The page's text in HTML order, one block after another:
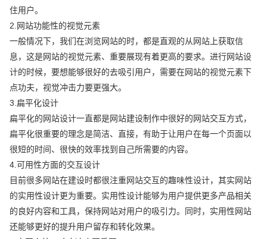
住用户。
2.网站功能性的视觉元素
一般情况下，我们在浏览网站的时，都是直观的从网站上获取信
息，这是网站的视觉元素、重要展现有着更高的要求。进行网站设
计的时候，要想能够很好的去吸引用户，需要在网站的视觉元素下
点功夫，视觉冲击力要更强大。
3.扁平化设计
扁平化的网站设计一直都是网站建设制作中很好的网站交互方式，
扁平化很重要的理念是简洁、直接，有助于让用户在每一个页面以
很短的时间、很快的效率找到自己所需要的内容。
4.可用性方面的交互设计
目前很多网站在建设时都很注重网站交互的趣味性设计，其实网站
的实用性设计更为重要。实用性设计能够为用户提供更多产品相关
的良好内容和工具，保持网站对用户的吸引力。同时，实用性网站
还能够更好的提升用户留存和转化效果。